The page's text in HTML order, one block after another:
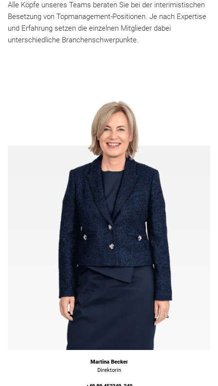
Alle Köpfe unseres Teams beraten Sie bei der interimistischen
Besetzung von Topmanagement-Positionen. Je nach Expertise
und Erfahrung setzen die einzelnen Mitglieder dabei
unterschiedliche Branchenschwerpunkte.
Martina Becker
Direktorin